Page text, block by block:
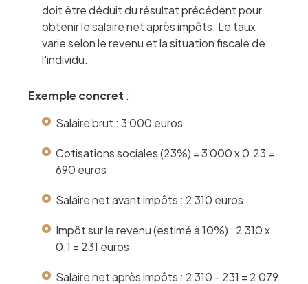
doit être déduit du résultat précédent pour
obtenir le salaire net après impôts. Le taux
varie selon le revenu et la situation fiscale de
l'individu.
Exemple concret :
Salaire brut : 3 000 euros
Cotisations sociales (23%) = 3 000 x 0.23 =
690 euros
Salaire net avant impôts : 2 310 euros
Impôt sur le revenu (estimé à 10%) : 2 310 x
0.1 = 231 euros
Salaire net après impôts : 2 310 - 231 = 2 079